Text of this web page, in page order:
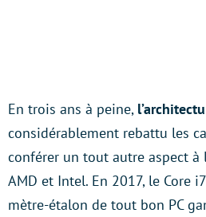
En trois ans à peine,
considérablement rebattu les
conférer un tout autre aspect à
AMD et Intel. En 2017, le Core
mètre-étalon de tout bon PC